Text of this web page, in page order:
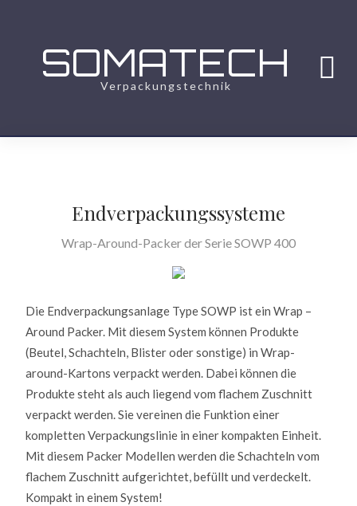
SOMATECH
Verpackungstechnik
Endverpackungssysteme
Wrap-Around-Packer der Serie SOWP 400
Die Endverpackungsanlage Type SOWP ist ein Wrap –
Around Packer. Mit diesem System können Produkte
(Beutel, Schachteln, Blister oder sonstige) in Wrap-
around-Kartons verpackt werden. Dabei können die
Produkte steht als auch liegend vom flachem Zuschnitt
verpackt werden. Sie vereinen die Funktion einer
kompletten Verpackungslinie in einer kompakten Einheit.
Mit diesem Packer Modellen werden die Schachteln vom
flachem Zuschnitt aufgerichtet, befüllt und verdeckelt.
Kompakt in einem System!